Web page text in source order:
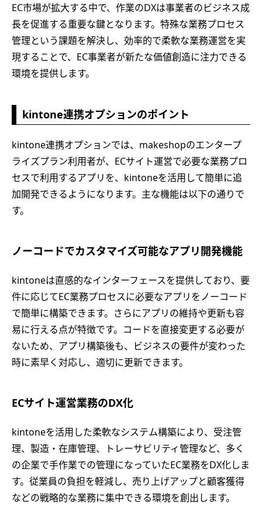
EC市場が拡大する中で、作業のDXは事業者のビジネス成
長を促進する重要な鍵となります。特殊な業務プロセス
管理という課題を解決し、効率的で柔軟な業務運営を実
現することで、EC事業者が新たな価値創造に注力できる
環境を提供します。
kintone連携オプションのポイント
kintone連携オプションでは、makeshopのエンタープ
ライズプラン利用者が、ECサイト運営で必要な業務プロ
セスで利用するアプリを、kintoneを活用して簡単に追
加開発できるようになります。主な機能は以下の通りで
す。
ノーコードでカスタマイズ可能なアプリ開発機能
kintoneは直感的なインターフェースを提供しており、要
件に応じてEC業務プロセスに必要なアプリをノーコード
で簡単に構築できます。さらにアプリの維持や更新も容
易に行える点が特徴です。コードを直接変更する必要が
ないため、アプリ構築後も、ビジネスの要件が変わった
時に素早く対応し、適切に更新できます。
ECサイト運営業務のDX化
kintoneを活用した柔軟なシステム構築により、受注管
理、製造・在庫管理、トレーサビリティ管理など、多く
の企業で手作業での管理になっていたEC業務をDX化しま
す。従業員の負担を軽減し、売り上げアップと顧客獲得
などの戦略的な業務に集中できる環境を創出します。